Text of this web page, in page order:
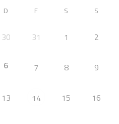
D F S S
30 31 1 2
6 7 8 9
13 14 15 16